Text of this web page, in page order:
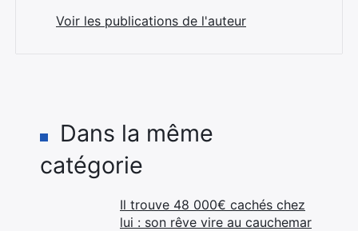
Voir les publications de l'auteur
Dans la même
catégorie
Il trouve 48 000€ cachés chez
lui : son rêve vire au cauchemar